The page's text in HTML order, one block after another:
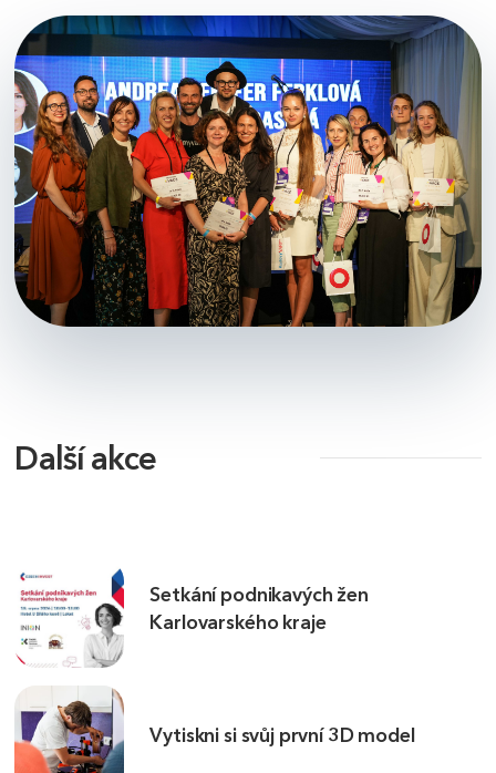
Další akce
Setkání podnikavých žen
Karlovarského kraje
Vytiskni si svůj první 3D model